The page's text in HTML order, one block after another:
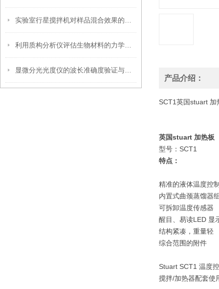
产品介绍：
SCT1英国stuart 加
英国stuart 加热板
型号：SCT1
特点：
精准的液体温度控
内置式曲颈蒸馏器
可拆卸温度传感器
醒目、易读LED 显
结构紧凑，重量轻
综合范围的附件
Stuart SCT1 温度
搅拌/加热器配套使